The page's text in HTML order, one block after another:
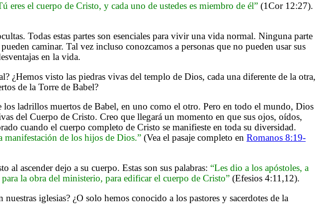
eres el cuerpo de Cristo, y cada uno de ustedes es miembro de él” (1Cor 12:27).
Todas estas partes son esenciales para vivir una vida normal. Ninguna parte
caminar. Tal vez incluso conozcamos a personas que no pueden usar sus
en la vida.
¿Hemos visto las piedras vivas del templo de Dios, cada una diferente de la otra,
de la Torre de Babel?
ladrillos muertos de Babel, en uno como el otro. Pero en todo el mundo, Dios
del Cuerpo de Cristo. Creo que llegará un momento en que sus ojos, oídos,
cuando el cuerpo completo de Cristo se manifieste en toda su diversidad.
manifestación de los hijos de Dios.” (Vea el pasaje completo en Romanos 8:19-
al ascender dejo a su cuerpo. Estas son sus palabras: “Les dio a los apóstoles, a
la obra del ministerio, para edificar el cuerpo de Cristo” (Efesios 4:11,12).
iglesias? ¿O solo hemos conocido a los pastores y sacerdotes de la